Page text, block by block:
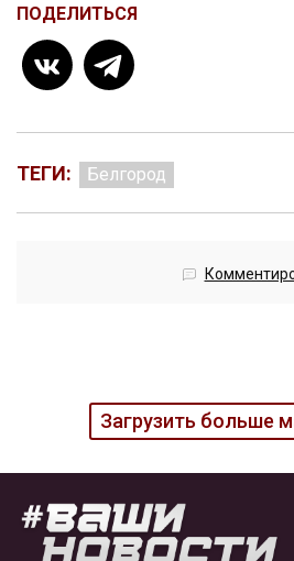
ПОДЕЛИТЬСЯ
ТЕГИ: Белгород
Загрузить больше